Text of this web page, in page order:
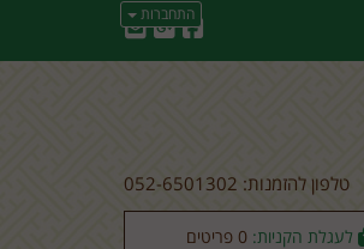
התחברות
טלפון להזמנות: 052-6501302
0